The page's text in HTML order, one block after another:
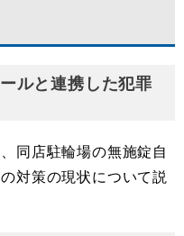
ルと連携した犯罪
同店駐輪場の無施錠自
対策の現状について説